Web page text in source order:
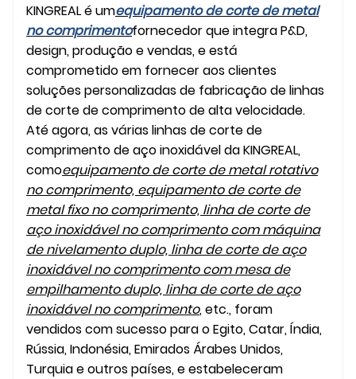
KINGREAL é umequipamento de corte de metal
no comprimentofornecedor que integra P&D,
design, produção e vendas, e está
comprometido em fornecer aos clientes
soluções personalizadas de fabricação de linhas
de corte de comprimento de alta velocidade.
Até agora, as várias linhas de corte de
comprimento de aço inoxidável da KINGREAL,
comoequipamento de corte de metal rotativo
no comprimento, equipamento de corte de
metal fixo no comprimento, linha de corte de
aço inoxidável no comprimento com máquina
de nivelamento duplo, linha de corte de aço
inoxidável no comprimento com mesa de
empilhamento duplo, linha de corte de aço
inoxidável no comprimento, etc., foram
vendidos com sucesso para o Egito, Catar, Índia,
Rússia, Indonésia, Emirados Árabes Unidos,
Turquia e outros países, e estabeleceram